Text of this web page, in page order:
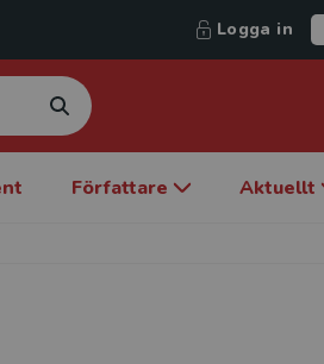
Logga in
Författare Aktuellt